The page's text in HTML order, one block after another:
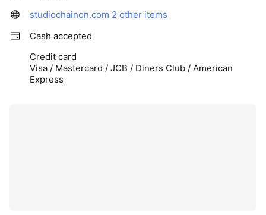
studiochainon.com 2 other items
Cash accepted
Credit card
Visa / Mastercard / JCB / Diners Club / American
Express